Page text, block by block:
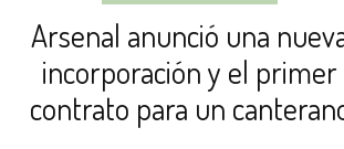
Arsenal anunció una
incorporación y el primer
contrato para un